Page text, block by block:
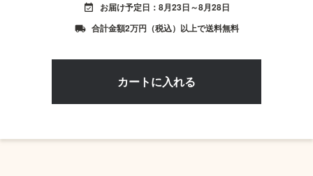
event_available お届け予定日：8月23日～8月28日
local_shipping 合計金額2万円（税込）以上で送料無料